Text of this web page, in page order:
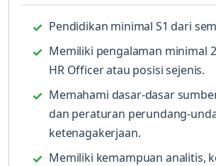
Pendidikan minimal S1 dari
Memiliki pengalaman minimal
HR Officer atau posisi sejenis.
Memahami dasar-dasar
dan peraturan perundang-
ketenagakerjaan.
Memiliki kemampuan analitis,